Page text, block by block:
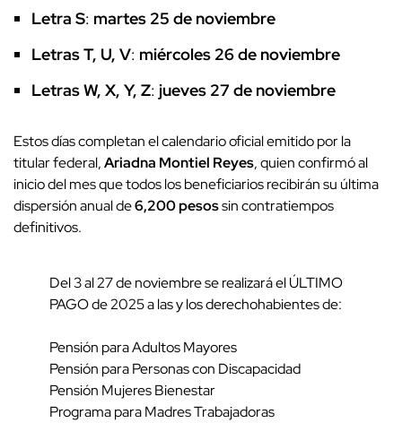
Letra S: martes 25 de noviembre
Letras T, U, V: miércoles 26 de noviembre
Letras W, X, Y, Z: jueves 27 de noviembre
Estos días completan el calendario oficial emitido por la
titular federal,Ariadna Montiel Reyes, quien confirmó al
inicio del mes que todos los beneficiarios recibirán su última
dispersión anual de6,200 pesossin contratiempos
definitivos.
Del 3 al 27 de noviembre se realizará el ÚLTIMO
PAGO de 2025 a las y los derechohabientes de:
Pensión para Adultos Mayores
Pensión para Personas con Discapacidad
Pensión Mujeres Bienestar
Programa para Madres Trabajadoras